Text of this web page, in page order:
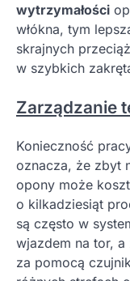
wytrzymałości
włókna, tym
skrajnych
w szybkich
Zarządzanie
Konieczność
oznacza, że zbyt
opony może
o kilkadziesiąt
są często w
wjazdem na tor, a
za pomocą